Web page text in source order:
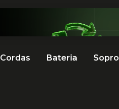
Cordas Bateria Sopro